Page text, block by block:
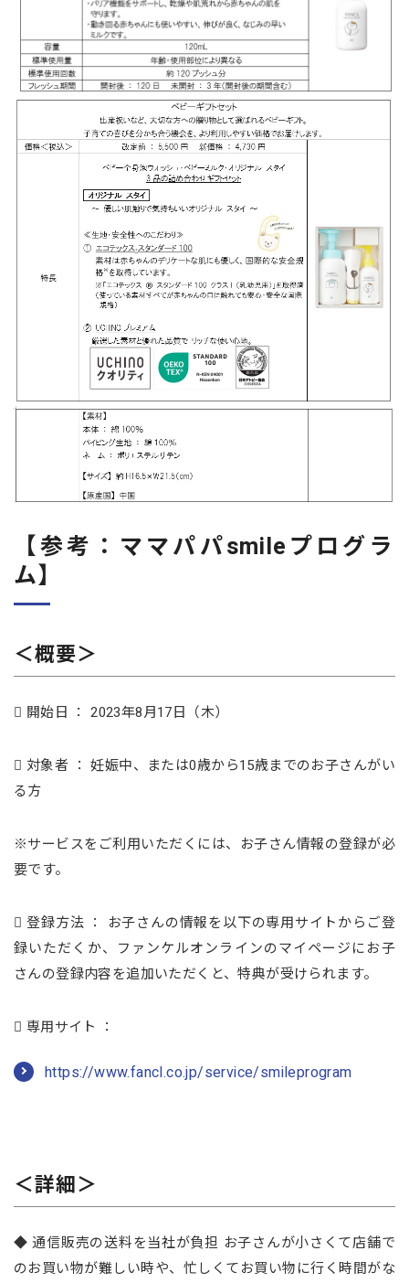
【参考：ママパパsmileプログラ
ム】
＜概要＞
 開始日 ： 2023年8月17日（木）
 対象者 ： 妊娠中、または0歳から15歳までのお子さんがい
る方
※サービスをご利用いただくには、お子さん情報の登録が必
要です。
 登録方法 ： お子さんの情報を以下の専用サイトからご登
録いただくか、ファンケルオンラインのマイページにお子
さんの登録内容を追加いただくと、特典が受けられます。
 専用サイト ：
https://www.fancl.co.jp/service/smileprogram
＜詳細＞
◆ 通信販売の送料を当社が負担 お子さんが小さくて店舗で
のお買い物が難しい時や、忙しくてお買い物に行く時間がな